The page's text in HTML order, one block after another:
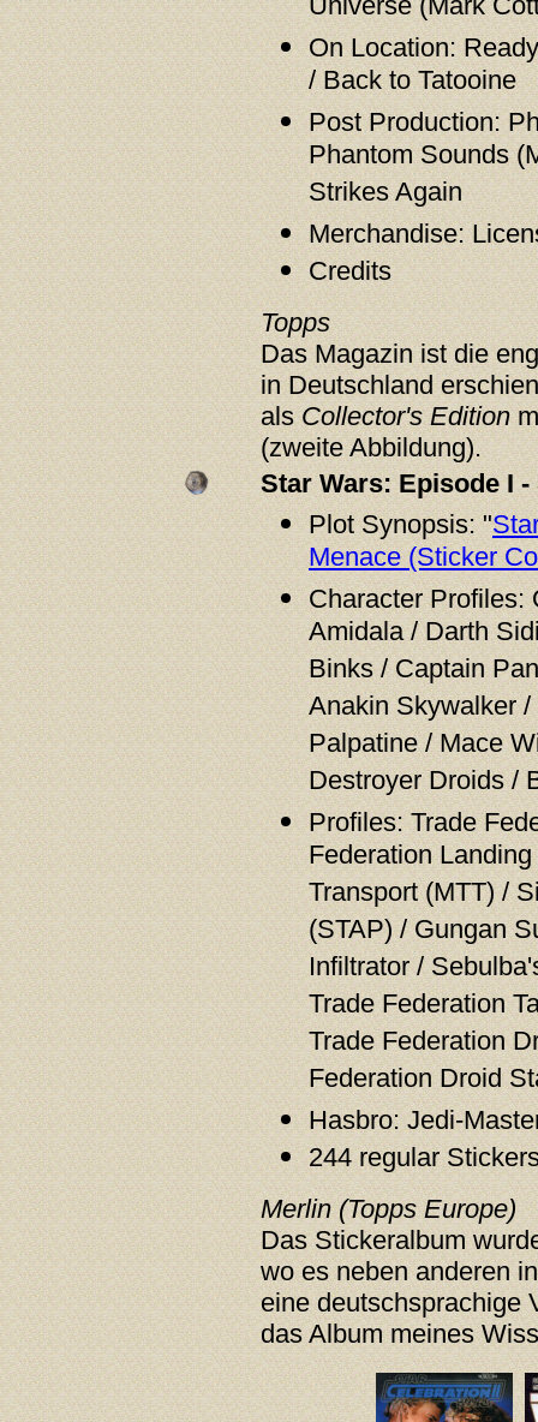
Universe (Mark
On Location:
/ Back to Tatooine
Post Production:
Phantom Sounds
Strikes Again
Merchandise:
Credits
Topps
Das Magazin ist die
in Deutschland
alsCollector's Edition
(zweite Abbildung).
Star Wars: Episode I
Plot Synopsis: "
Menace (Sticker
Character Profiles:
Amidala / Darth
Binks / Captain
Anakin Skywalker
Palpatine / Mace
Destroyer Droids /
Profiles: Trade
Federation
Transport (MTT) /
(STAP) / Gungan
Infiltrator /
Trade Federation
Trade Federation
Federation Droid
Hasbro: Jedi-
244 regular
Merlin (Topps Europe)
Das Stickeralbum
wo es neben anderen
eine deutschsprachige
das Album meines